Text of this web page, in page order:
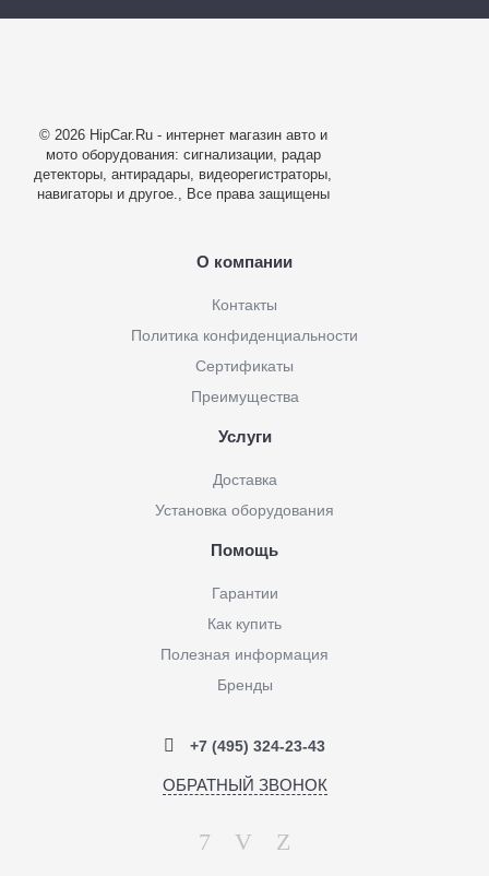
© 2026 HipCar.Ru - интернет магазин авто и
мото оборудования: сигнализации, радар
детекторы, антирадары, видеорегистраторы,
навигаторы и другое., Все права защищены
О компании
Контакты
Политика конфиденциальности
Сертификаты
Преимущества
Услуги
Доставка
Установка оборудования
Помощь
Гарантии
Как купить
Полезная информация
Бренды
+7 (495) 324-23-43
ОБРАТНЫЙ ЗВОНОК